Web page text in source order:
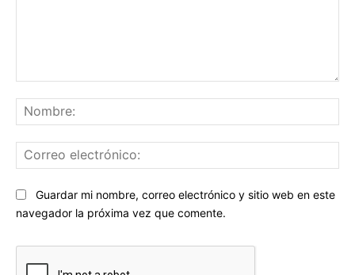
Sitio
web:
Guardar mi nombre, correo electrónico y sitio web en este
navegador la próxima vez que comente.